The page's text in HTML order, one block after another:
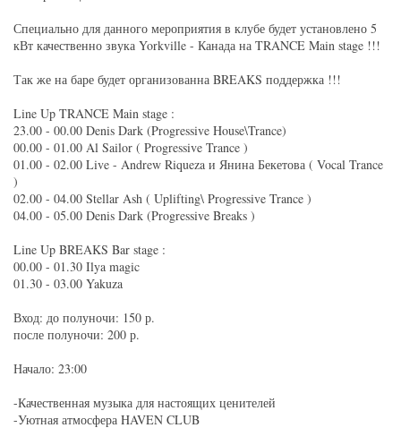
Специально для данного мероприятия в клубе будет установлено 5
кВт качественно звука Yorkville - Канада на TRANCE Main stage !!!
Так же на баре будет организованна BREAKS поддержка !!!
Line Up TRANCE Main stage :
23.00 - 00.00 Denis Dark (Progressive House\Trance)
00.00 - 01.00 Al Sailor ( Progressive Trance )
01.00 - 02.00 Live - Andrew Riqueza и Янина Бекетова ( Vocal Trance
)
02.00 - 04.00 Stellar Ash ( Uplifting\ Progressive Trance )
04.00 - 05.00 Denis Dark (Progressive Breaks )
Line Up BREAKS Bar stage :
00.00 - 01.30 Ilya magic
01.30 - 03.00 Yakuza
Вход: до полуночи: 150 р.
после полуночи: 200 р.
Начало: 23:00
-Качественная музыка для настоящих ценителей
-Уютная атмосфера HAVEN CLUB